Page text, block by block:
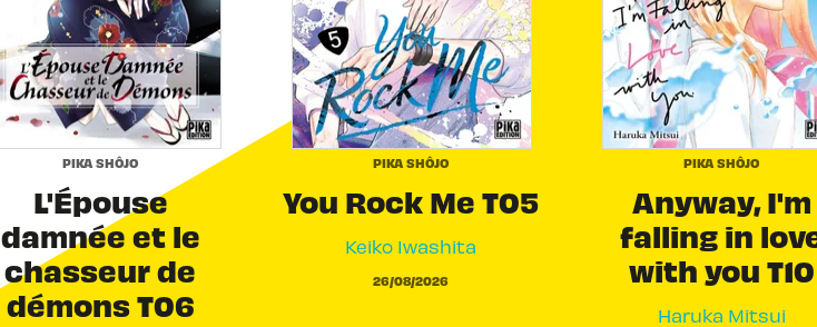
PIKA SHÔJO
L'Épouse
damnée et le
chasseur de
démons T06
PIKA SHÔJO
You Rock Me T05
Keiko Iwashita
26/08/2026
PIKA SHÔJO
Anyway, I'm
falling in
with you T10
Haruka Mitsui